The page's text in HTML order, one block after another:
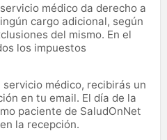
médico da derecho a
cargo adicional, según
del mismo. En el
los impuestos
servicio médico, recibirás un
en tu email. El día de la
paciente de SaludOnNet
la recepción.